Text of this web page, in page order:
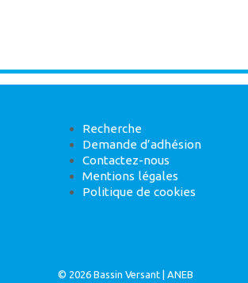
Recherche
Demande d’adhésion
Contactez-nous
Mentions légales
Politique de cookies
© 2026Bassin Versant | ANEB